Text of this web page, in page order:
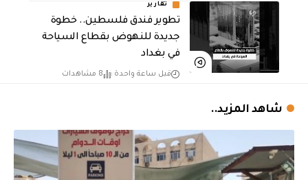
تقارير
تطوير فندق فلسطين.. خطوة
جديدة للنهوض بقطاع السياحة
في بغداد
قبل ساعة واحدة 8 مشاهدات
شاهد المزيد..